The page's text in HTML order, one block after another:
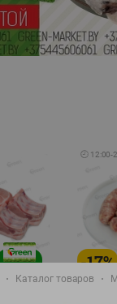
🕘 12:00-
-17%
Каталог товаров